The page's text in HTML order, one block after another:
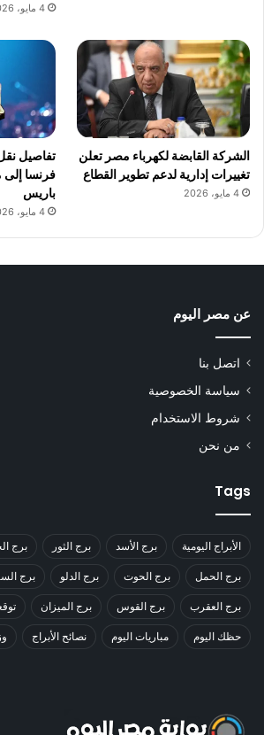
4 مايو، 2026
الشركة القابضة لكهرباء مصر تعلن
تغييرات إدارية لدعم تطوير القطاع
4 مايو، 2026
تفاصيل
فرنسا
باريس
4 مايو، 2026
عن مصر اليوم
اتصل بنا
سياسة الخصوصية
شروط الاستخدام
من نحن
Tags
الأبراج اليومية برج الأسد برج الثور برج
برج الحمل برج الحوت برج الدلو برج
برج العقرب برج القوس برج الميزان
حظك اليوم مباريات اليوم نصائح الأبراج